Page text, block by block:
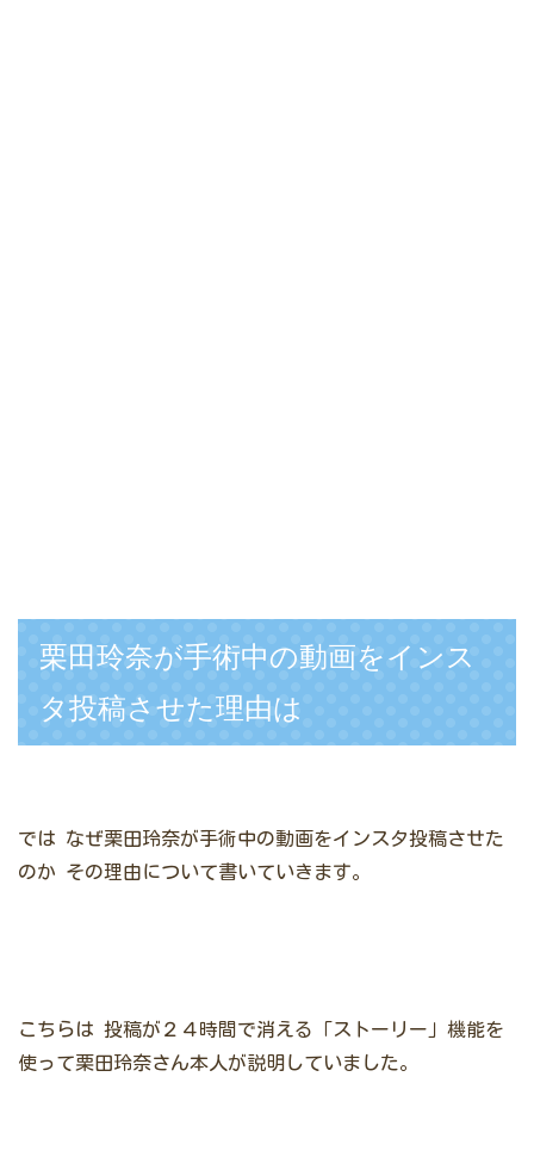
栗田玲奈が手術中の動画をインス
タ投稿させた理由は
では なぜ栗田玲奈が手術中の動画をインスタ投稿させた
のか その理由について書いていきます。
こちらは 投稿が２４時間で消える「ストーリー」機能を
使って栗田玲奈さん本人が説明していました。